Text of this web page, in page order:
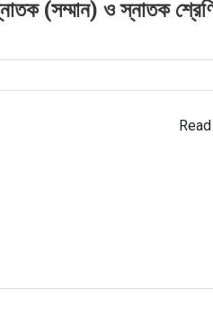
(সম্মান) ও স্নাতক